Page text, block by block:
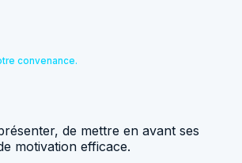
convenance.
de mettre en avant ses
motivation efficace.